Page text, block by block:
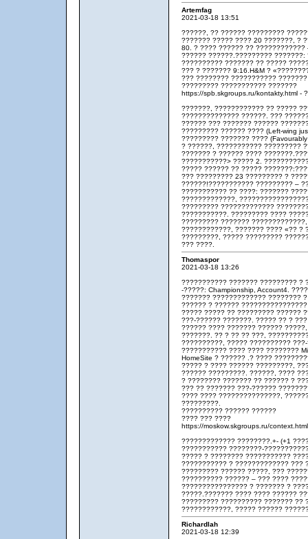
Artemfag
2021-03-18 13:51
??????, ?? ?????? ?????????
??????? ????? ???? 20 ???????, ?
80. ? ???? ?????? ??
?????? ??????.?????????
?????????? ??????? ?? ?????
??? ? ??????? 9:16.H&M ?
??? ???????? ??????????? ???????
????????? ??????????? ???????
https://spb.skgroups.ru/kontakty.html -
???????, ???????????? ?? ?????
?????????????? ??????. ???
?????? ??? ??????? ??????
????????? ?????? ???? (Left-wing
????????? ??????? ????
? ??????, ??????????? ?????????
??????? ? ?????? ????
???????????> ????? 2.
????? ?????? ?? ?????
??? ????????? 23 ????????? ?
??????!??????????? ????????? –
??????????? ?? ????: ???????
?????????????,
????????? ?????????????
???????????. ????????? ????
????????? ???????
????????????, ??????? ???? «?? ?
?????????, ????? ?????????
??? ????.
Thomaspor
2021-03-18 13:26
??????????? ??????? ????????? ?
-?????: Championship, Account4.
??????? ????????????? ????????
?????? ? ??????
????? ????? ?? ????????? ??????
???-?????? ???????. ????? ?? ?
?????? ???? ??????? ??????
???????. ?? ? ?? ?? ???,
??????????, ????? ??????????
??????????? ???? ???? ????????
HomeSite ? ?????? .? ????
????? ? ???? ?????? ?????????,
?????? ?????????. ??????, ????
? ???????? ??????? ?? ?????? ?
??? ?? ??????? ???-??????
???? ???? ???????????????,
?????????.
?????????? ?????? ??????
???? ??? ????
https://moskow.skgroups.ru/
????????????? ????????.+- (+1
??????????? ????????-
????? ? ???????? ???????????
??????????? ? ????????????? ???
????????? ?????? ?????, ???
?????????? ?????? – ??? ????
???????????????? ? ??????? ?
?????.??????? ???? ???? ??????
????????? ?????????? ??????? ??
????????????, ????? ??????
Richardlah
2021-03-18 12:39